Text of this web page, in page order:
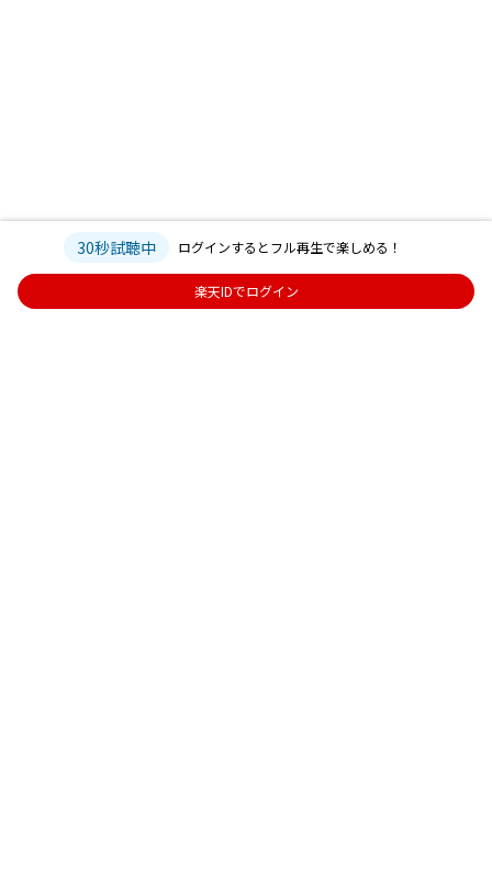
30秒試聴中 ログインするとフル再生で楽しめる！
楽天IDでログイン